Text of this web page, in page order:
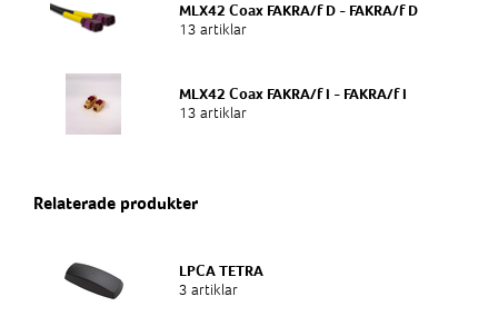
MLX42 Coax FAKRA/f D - FAKRA/f D
13 artiklar
MLX42 Coax FAKRA/f I - FAKRA/f I
13 artiklar
Relaterade produkter
LPCA TETRA
3 artiklar